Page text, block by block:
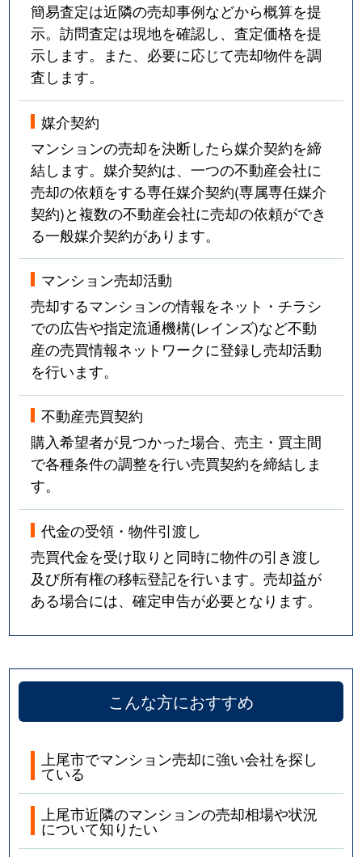
簡易査定は近隣の売却事例などから概算を提
示。訪問査定は現地を確認し、査定価格を提
示します。また、必要に応じて売却物件を調
査します。
媒介契約
マンションの売却を決断したら媒介契約を締
結します。媒介契約は、一つの不動産会社に
売却の依頼をする専任媒介契約(専属専任媒介
契約)と複数の不動産会社に売却の依頼ができ
る一般媒介契約があります。
マンション売却活動
売却するマンションの情報をネット・チラシ
での広告や指定流通機構(レインズ)など不動
産の売買情報ネットワークに登録し売却活動
を行います。
不動産売買契約
購入希望者が見つかった場合、売主・買主間
で各種条件の調整を行い売買契約を締結しま
す。
代金の受領・物件引渡し
売買代金を受け取りと同時に物件の引き渡し
及び所有権の移転登記を行います。売却益が
ある場合には、確定申告が必要となります。
こんな方におすすめ
上尾市でマンション売却に強い会社を探し
ている
上尾市近隣のマンションの売却相場や状況
について知りたい